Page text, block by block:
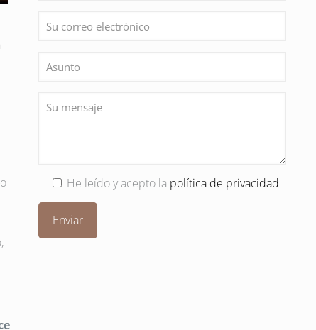
He leído y acepto la política de privacidad